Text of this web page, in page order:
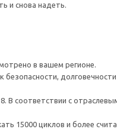
и снова надеть.
в вашем регионе.
В соответствии с
15000 циклов и более